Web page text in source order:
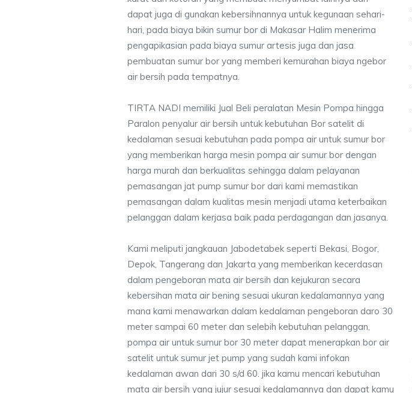
dapat juga di gunakan kebersihnannya untuk kegunaan sehari-
hari, pada biaya bikin sumur bor di Makasar Halim menerima
pengapikasian pada biaya sumur artesis juga dan jasa
pembuatan sumur bor yang memberi kemurahan biaya ngebor
air bersih pada tempatnya.
TIRTA NADI memiliki Jual Beli peralatan Mesin Pompa hingga
Paralon penyalur air bersih untuk kebutuhan Bor satelit di
kedalaman sesuai kebutuhan pada pompa air untuk sumur bor
yang memberikan harga mesin pompa air sumur bor dengan
harga murah dan berkualitas sehingga dalam pelayanan
pemasangan jat pump sumur bor dari kami memastikan
pemasangan dalam kualitas mesin menjadi utama keterbaikan
pelanggan dalam kerjasa baik pada perdagangan dan jasanya.
Kami meliputi jangkauan Jabodetabek seperti Bekasi, Bogor,
Depok, Tangerang dan Jakarta yang memberikan kecerdasan
dalam pengeboran mata air bersih dan kejukuran secara
kebersihan mata air bening sesuai ukuran kedalamannya yang
mana kami menawarkan dalam kedalaman pengeboran daro 30
meter sampai 60 meter dan selebih kebutuhan pelanggan,
pompa air untuk sumur bor 30 meter dapat menerapkan bor air
satelit untuk sumur jet pump yang sudah kami infokan
kedalaman awan dari 30 s/d 60. jika kamu mencari kebutuhan
mata air bersih yang jujur sesuai kedalamannya dan dapat kamu